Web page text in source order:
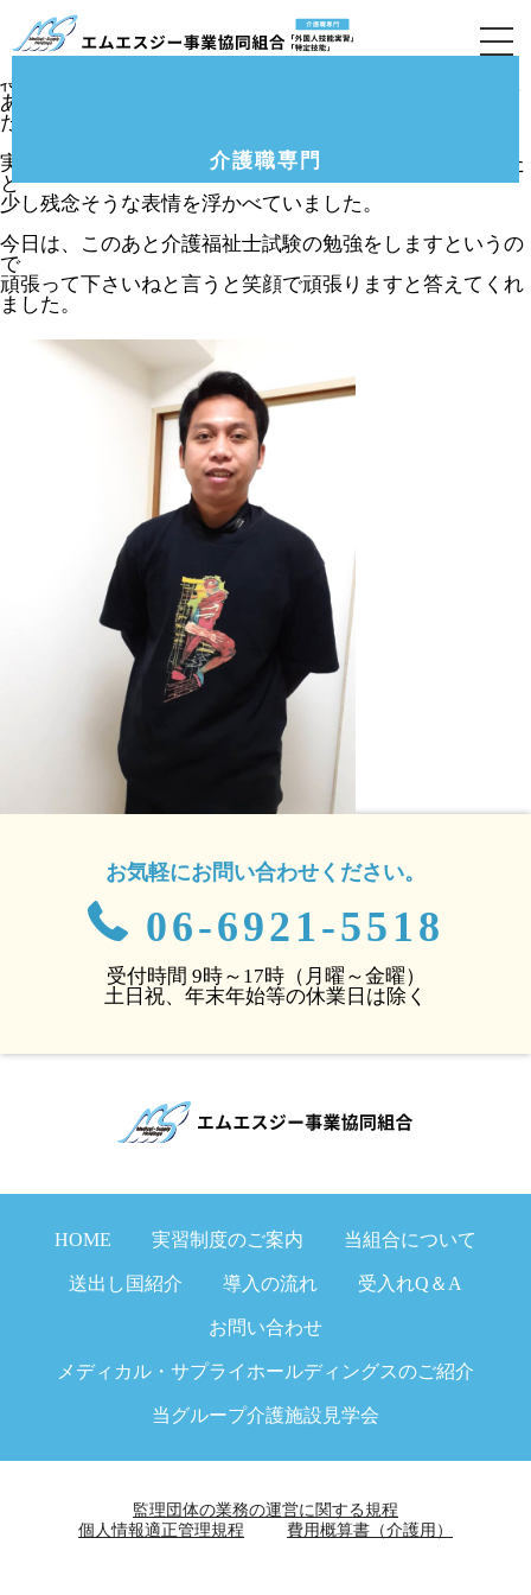
介護職専門
12月定期訪問(旭区のグループホーム)の様子で
す。
特定技能実習生のインドネシア人のムサさんの宿泊施設で
あるマンションに監査訪問で訪れて面談を実施しましし
た。業務面、生活面ともに特に問題はないそうです。
実務者研修の受講が3月で決まっていましたが4月になった
と
少し残念そうな表情を浮かべていました。
今日は、このあと介護福祉士試験の勉強をしますというの
で
頑張って下さいねと言うと笑顔で頑張りますと答えてくれ
ました。
お気軽にお問い合わせください。
06-6921-5518
受付時間 9時～17時（月曜～金曜）
土日祝、年末年始等の休業日は除く
HOME 実習制度のご案内 当組合について
送出し国紹介 導入の流れ 受入れQ＆A
お問い合わせ
メディカル・サプライホールディングスのご紹介
当グループ介護施設見学会
監理団体の業務の運営に関する規程
個人情報適正管理規程
費用概算書（介護用）